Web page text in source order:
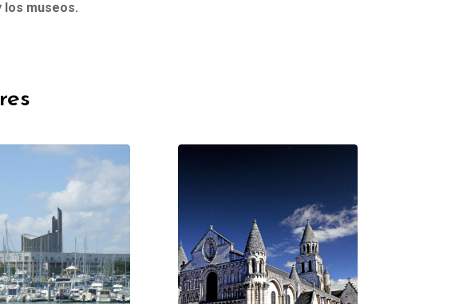
los museos.